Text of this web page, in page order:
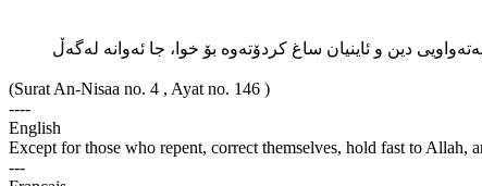
دین و ئاینیان ساغ کردۆته‌وه بۆ خوا، جا ئه‌وانه له‌گه‌ڵ
(Surat An-Nisaa no. 4 , Ayat no. 146 )
----
English
Except for those who repent, correct themselves, hold fast to
---